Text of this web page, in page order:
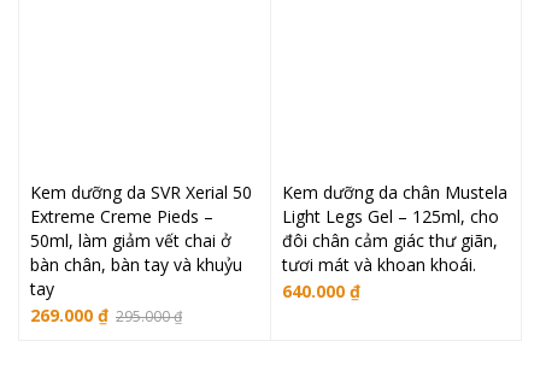
Kem dưỡng da SVR Xerial 50
Extreme Creme Pieds –
50ml, làm giảm vết chai ở
bàn chân, bàn tay và khuỷu
tay
295.000₫
Giá
269.000 ₫
Giá
Kem dưỡng da chân Mustela
Light Legs Gel – 125ml, cho
đôi chân cảm giác thư giãn,
tươi mát và khoan khoái.
640.000 ₫